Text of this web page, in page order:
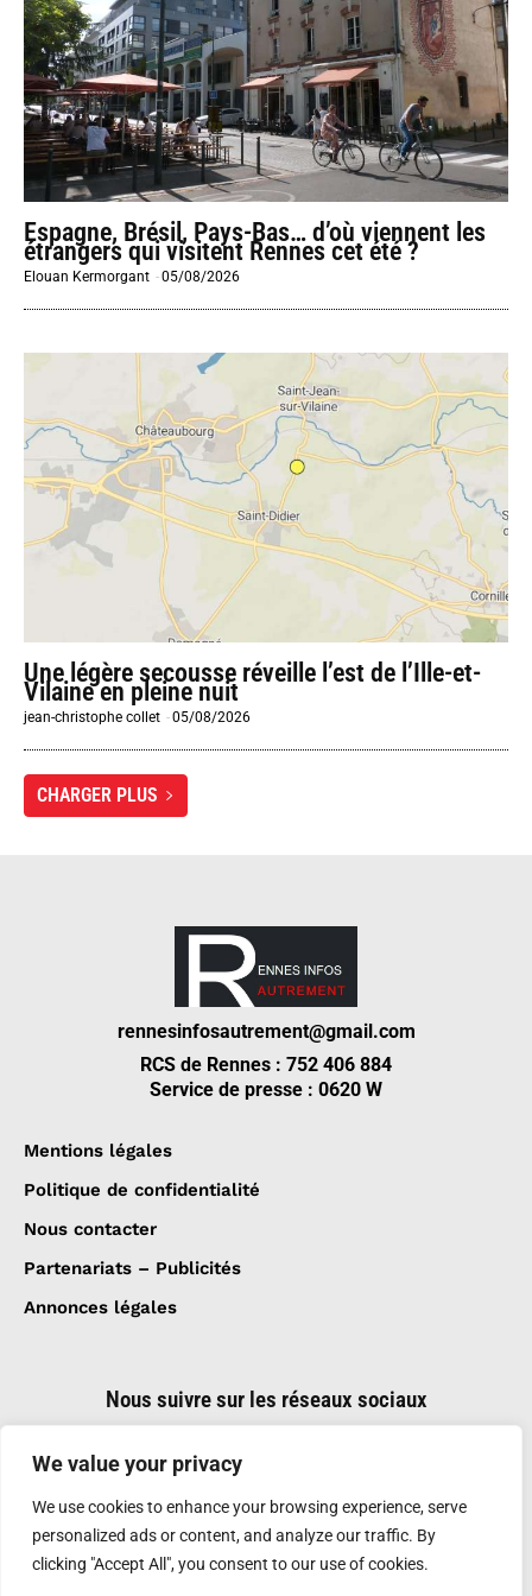
We value your privacy
We use cookies to enhance your browsing experience, serve
personalized ads or content, and analyze our traffic. By
clicking "Accept All", you consent to our use of cookies.
Espagne, Brésil, Pays-Bas… d’où viennent les
étrangers qui visitent Rennes cet été ?
Elouan Kermorgant -05/08/2026
Une légère secousse réveille l’est de l’Ille-et-
Vilaine en pleine nuit
jean-christophe collet -05/08/2026
CHARGER PLUS
rennesinfosautrement@gmail.com
RCS de Rennes : 752 406 884
Service de presse : 0620 W
Mentions légales
Politique de confidentialité
Nous contacter
Partenariats – Publicités
Annonces légales
Nous suivre sur les réseaux sociaux